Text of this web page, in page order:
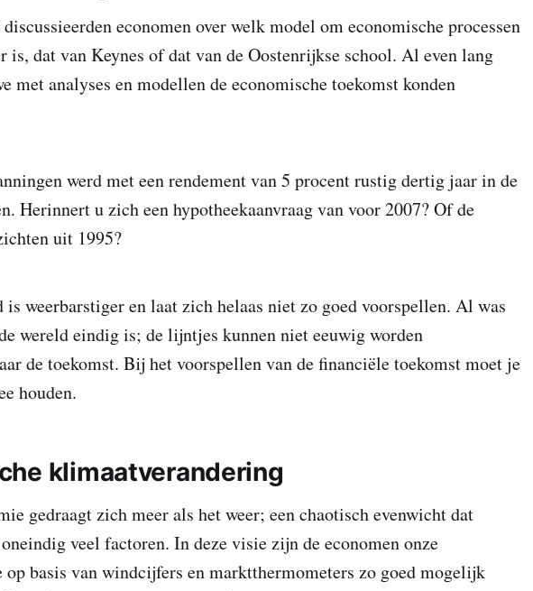
economen over welk model om economische processen
is, dat van Keynes of dat van de Oostenrijkse school. Al even lang
met analyses en modellen de economische toekomst konden
werd met een rendement van 5 procent rustig dertig jaar in de
Herinnert u zich een hypotheekaanvraag van voor 2007? Of de
uit 1995?
weerbarstiger en laat zich helaas niet zo goed voorspellen. Al was
wereld eindig is; de lijntjes kunnen niet eeuwig worden
de toekomst. Bij het voorspellen van de financiële toekomst moet je
houden.
klimaatverandering
gedraagt zich meer als het weer; een chaotisch evenwicht dat
veel factoren. In deze visie zijn de economen onze
op basis van windcijfers en marktthermometers zo goed mogelijk